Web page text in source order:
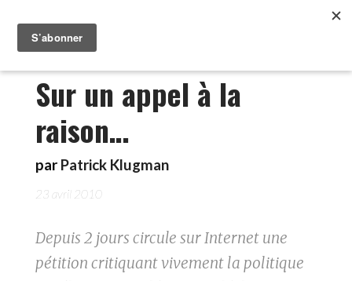
Sur un appel à la
raison…
par Patrick Klugman
23 avril 2010
Depuis 2 jours circule sur Internet une
pétition critiquant vivement la politique